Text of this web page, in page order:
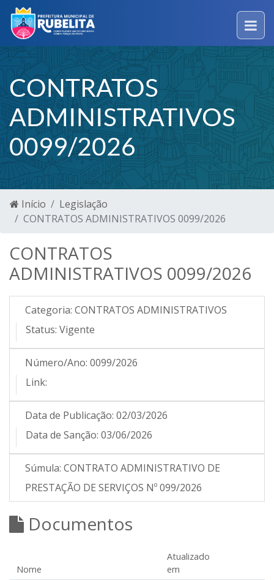
CONTRATOS
ADMINISTRATIVOS
0099/2026
Início
Legislação
CONTRATOS ADMINISTRATIVOS 0099/2026
CONTRATOS
ADMINISTRATIVOS 0099/2026
Categoria: CONTRATOS ADMINISTRATIVOS
Status: Vigente
Número/Ano: 0099/2026
Link:
Data de Publicação: 02/03/2026
Data de Sanção: 03/06/2026
Súmula: CONTRATO ADMINISTRATIVO DE
PRESTAÇÃO DE SERVIÇOS Nº 099/2026
Documentos
Nome
Atualizado
em